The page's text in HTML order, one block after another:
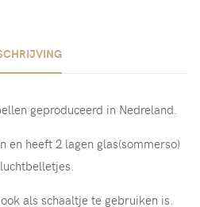
geproduceerd in Nedreland.
en heeft 2 lagen glas(sommerso)
als schaaltje te gebruiken is.